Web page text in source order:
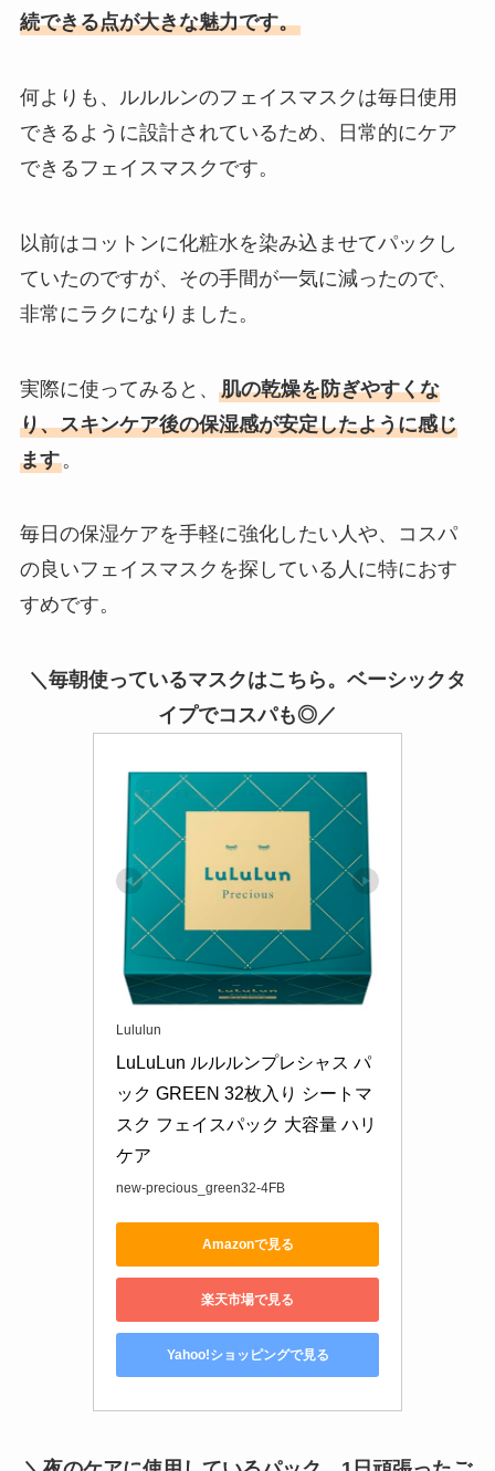
続できる点が大きな魅力です。
何よりも、ルルルンのフェイスマスクは毎日使用
できるように設計されているため、日常的にケア
できるフェイスマスクです。
以前はコットンに化粧水を染み込ませてパックし
ていたのですが、その手間が一気に減ったので、
非常にラクになりました。
実際に使ってみると、 肌の乾燥を防ぎやすくな
り、スキンケア後の保湿感が安定したように感じ
ます。
毎日の保湿ケアを手軽に強化したい人や、コスパ
の良いフェイスマスクを探している人に特におす
すめです。
＼毎朝使っているマスクはこちら。ベーシックタ
イプでコスパも◎／
Lululun
LuLuLun ルルルンプレシャス パ
ック GREEN 32枚入り シートマ
スク フェイスパック 大容量 ハリ
ケア
new-precious_green32-4FB
Amazonで見る
楽天市場で見る
Yahoo!ショッピングで見る